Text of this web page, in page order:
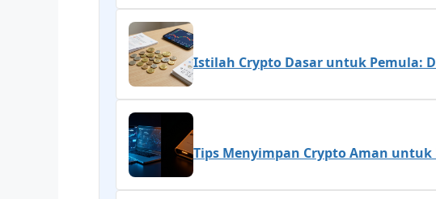
Istilah Crypto Dasar untuk Pemula:
Tips Menyimpan Crypto Aman untuk